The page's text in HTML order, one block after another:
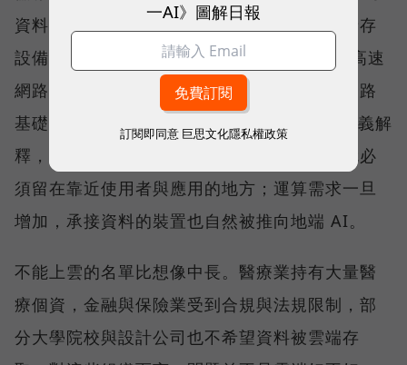
資料安全的守護者，長期發展的是地端網路儲存
設備（NAS），並擴展至 25GbE、100GbE 高速
網路交換器產品線，提供完整的儲存與高速網路
基礎架構。威聯通科技（QNAP）總經理劉文義解
釋，當資料因合規要求或敏感度不能上雲，就必
須留在靠近使用者與應用的地方；運算需求一旦
增加，承接資料的裝置也自然被推向地端 AI。
不能上雲的名單比想像中長。醫療業持有大量醫
療個資，金融與保險業受到合規與法規限制，部
分大學院校與設計公司也不希望資料被雲端存
一AI》圖解日報
訂閱即同意 巨思文化隱私權政策